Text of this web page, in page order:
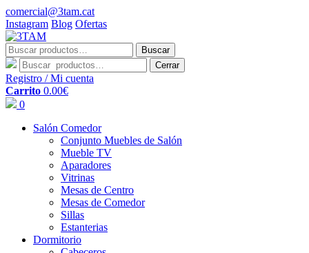
comercial@3tam.cat
Instagram Blog Ofertas
Buscar
por:
Buscar
Cerrar
Registro / Mi cuenta
Carrito 0.00€
0
Salón Comedor
Conjunto Muebles de Salón
Mueble TV
Aparadores
Vitrinas
Mesas de Centro
Mesas de Comedor
Sillas
Estanterias
Dormitorio